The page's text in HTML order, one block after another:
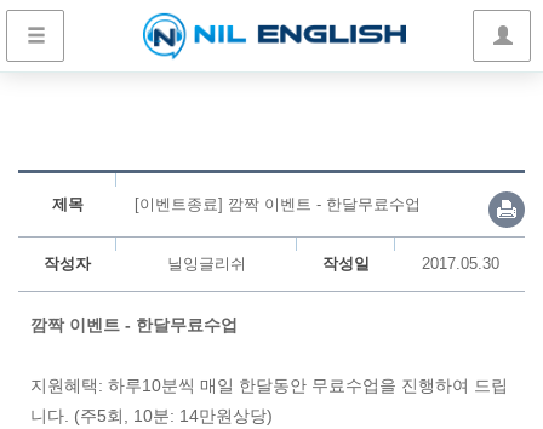
제목 [이벤트종료] 깜짝 이벤트 - 한달무료수업
작성자 닐잉글리쉬 작성일 2017.05.30
깜짝 이벤트 - 한달무료수업
지원혜택: 하루10분씩 매일 한달동안 무료수업을 진행하여 드립
니다. (주5회, 10분: 14만원상당)